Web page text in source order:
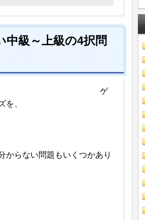
級～上級の4択問
ゲ
を、
からない問題もいくつかあり